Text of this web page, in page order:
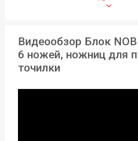
Возможность
посудомоечной машине:
Видеообзор Блок
6 ножей, ножниц для
точилки